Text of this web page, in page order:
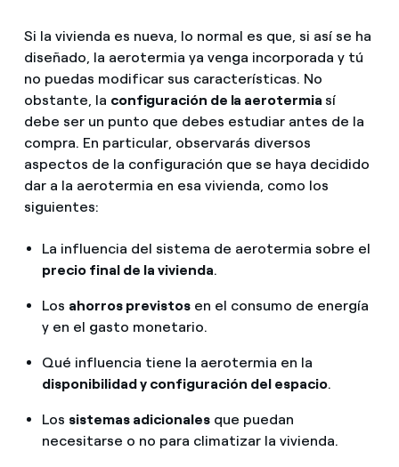
Si la vivienda es nueva, lo normal es que, si así se ha
diseñado, la aerotermia ya venga incorporada y tú
no puedas modificar sus características. No
obstante, la configuración de la aerotermia sí
debe ser un punto que debes estudiar antes de la
compra. En particular, observarás diversos
aspectos de la configuración que se haya decidido
dar a la aerotermia en esa vivienda, como los
siguientes:
La influencia del sistema de aerotermia sobre el
precio final de la vivienda.
Los ahorros previstosen el consumo de energía
y en el gasto monetario.
Qué influencia tiene la aerotermia en la
disponibilidad y configuración del espacio.
Los sistemas adicionalesque puedan
necesitarse o no para climatizar la vivienda.